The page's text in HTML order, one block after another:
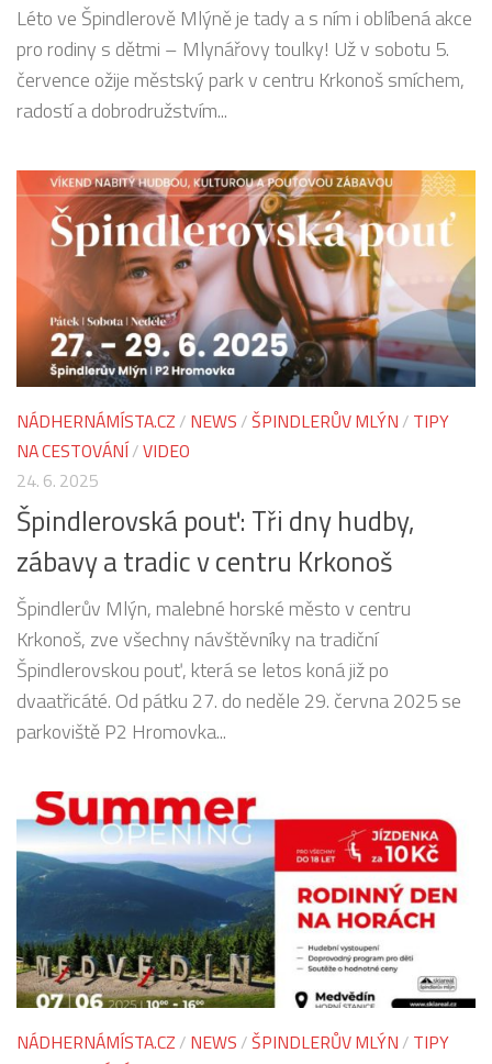
Léto ve Špindlerově Mlýně je tady a s ním i oblíbená akce
pro rodiny s dětmi – Mlynářovy toulky! Už v sobotu 5.
července ožije městský park v centru Krkonoš smíchem,
radostí a dobrodružstvím...
NÁDHERNÁMÍSTA.CZ / NEWS /ŠPINDLERŮV MLÝN / TIPY
NA CESTOVÁNÍ/VIDEO
24. 6. 2025
Špindlerovská pouť: Tři dny hudby,
zábavy a tradic v centru Krkonoš
Špindlerův Mlýn, malebné horské město v centru
Krkonoš, zve všechny návštěvníky na tradiční
Špindlerovskou pouť, která se letos koná již po
dvaatřicáté. Od pátku 27. do neděle 29. června 2025 se
parkoviště P2 Hromovka...
NÁDHERNÁMÍSTA.CZ / NEWS /ŠPINDLERŮV MLÝN / TIPY